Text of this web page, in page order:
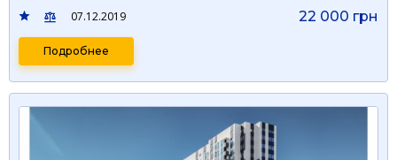
07.12.2019
22 000 грн
Подробнее